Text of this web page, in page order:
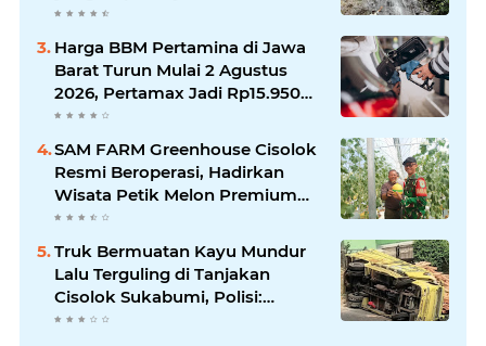
Alam Baru Kabupaten
Harga BBM Pertamina di Jawa
Barat Turun Mulai 2 Agustus
2026, Pertamax Jadi Rp15.950
per Liter, Cek Daftar Harga
SAM FARM Greenhouse Cisolok
Resmi Beroperasi, Hadirkan
Wisata Petik Melon Premium
dan Edukasi Pertanian Modern
Truk Bermuatan Kayu Mundur
Lalu Terguling di Tanjakan
Cisolok Sukabumi, Polisi:
Diduga Tak Kuat Menanjak